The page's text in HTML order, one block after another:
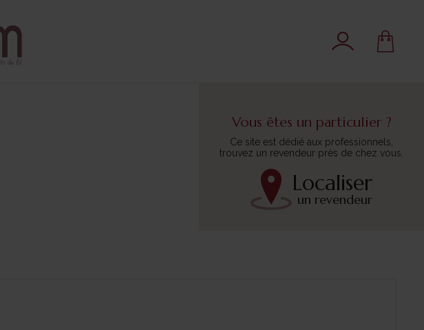
Vous êtes un particulier ?
Ce site est dédié aux professionnels,
trouvez un revendeur près de chez vous.
Localiser
un revendeur